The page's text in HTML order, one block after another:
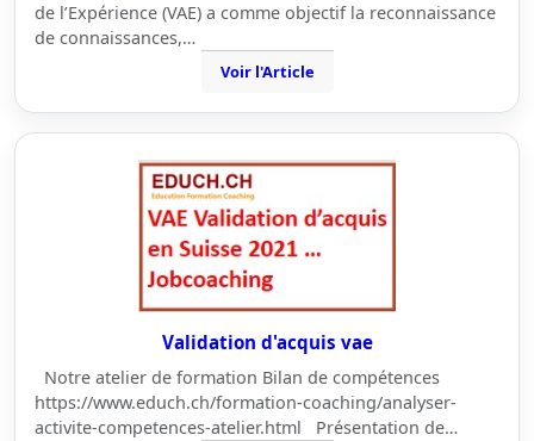
de l’Expérience (VAE) a comme objectif la reconnaissance
de connaissances,…
Voir l'Article
Validation d'acquis vae
Notre atelier de formation Bilan de compétences
https://www.educh.ch/formation-coaching/analyser-
activite-competences-atelier.html Présentation de…